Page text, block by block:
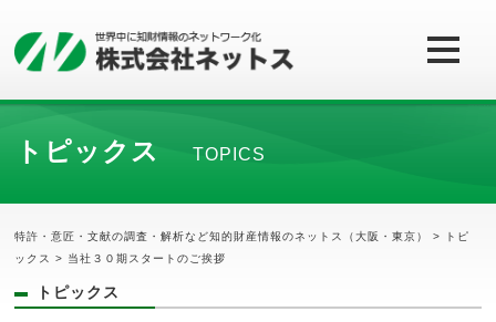
トピックス TOPICS
特許・意匠・文献の調査・解析など知的財産情報のネットス（大阪・東京） >
トピ
ックス
> 当社３０期スタートのご挨拶
トピックス